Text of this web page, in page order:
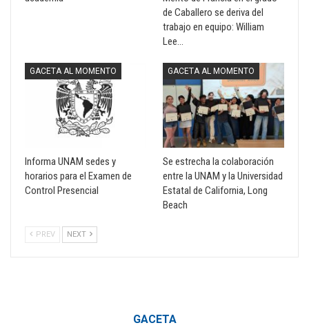
de Caballero se deriva del
trabajo en equipo: William
Lee…
GACETA AL MOMENTO
Informa UNAM sedes y
horarios para el Examen de
Control Presencial
GACETA AL MOMENTO
Se estrecha la colaboración
entre la UNAM y la Universidad
Estatal de California, Long
Beach
PREV NEXT
GACETA